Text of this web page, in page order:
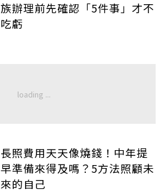
族辦理前先確認「5件事」才不
吃虧
長照費用天天像燒錢！中年提
早準備來得及嗎？5方法照顧未
來的自己